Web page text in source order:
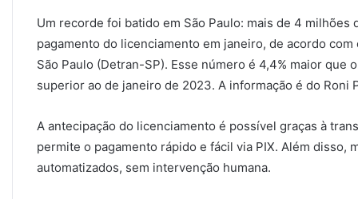
Um recorde foi batido em São Paulo: mais de 4
pagamento do licenciamento em janeiro, de acordo
São Paulo (Detran-SP). Esse número é 4,4% maior que
superior ao de janeiro de 2023. A informação é do Roni
A antecipação do licenciamento é possível graças à
permite o pagamento rápido e fácil via PIX. Além disso,
automatizados, sem intervenção humana.